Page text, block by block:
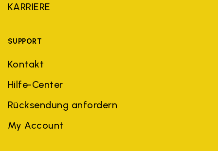
KARRIERE
SUPPORT
Kontakt
Hilfe-Center
Rücksendung anfordern
My Account